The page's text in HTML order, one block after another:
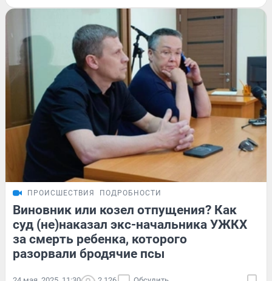
ПРОИСШЕСТВИЯ ПОДРОБНОСТИ
Виновник или козел отпущения? Как
суд (не)наказал экс-начальника УЖКХ
за смерть ребенка, которого
разорвали бродячие псы